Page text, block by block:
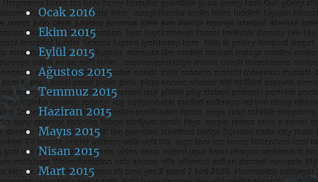
Ocak 2016
Ekim 2015
Eylül 2015
Ağustos 2015
Temmuz 2015
Haziran 2015
Mayıs 2015
Nisan 2015
Mart 2015